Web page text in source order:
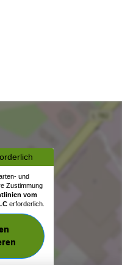
und
Zustimmung
vom
erforderlich.